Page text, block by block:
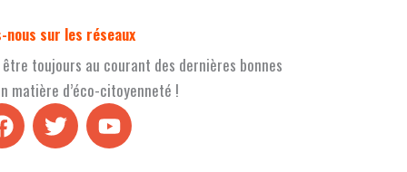
nous sur les réseaux
toujours au courant des dernières bonnes
matière d’éco-citoyenneté !
F
a
c
T
w
i
Y
o
u